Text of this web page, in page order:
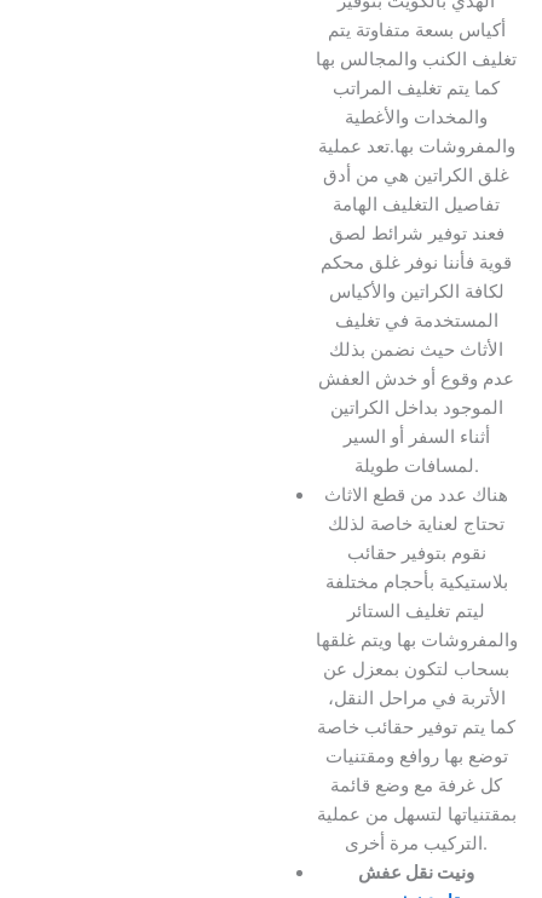
أكياس بسعة متفاوتة يتم
تغليف الكنب والمجالس بها
كما يتم تغليف المراتب
والمخدات والأغطية
والمفروشات بها.تعد عملية
غلق الكراتين هي من أدق
تفاصيل التغليف الهامة
فعند توفير شرائط لصق
قوية فأننا نوفر غلق محكم
لكافة الكراتين والأكياس
المستخدمة في تغليف
الأثاث حيث نضمن بذلك
عدم وقوع أو خدش العفش
الموجود بداخل الكراتين
أثناء السفر أو السير
لمسافات طويلة.
هناك عدد من قطع الاثاث
تحتاج لعناية خاصة لذلك
نقوم بتوفير حقائب
بلاستيكية بأحجام مختلفة
ليتم تغليف الستائر
والمفروشات بها ويتم غلقها
بسحاب لتكون بمعزل عن
الأتربة في مراحل النقل،
كما يتم توفير حقائب خاصة
توضع بها روافع ومقتنيات
كل غرفة مع وضع قائمة
بمقتنياتها لتسهل من عملية
التركيب مرة أخرى.
ونيت نقل عفش